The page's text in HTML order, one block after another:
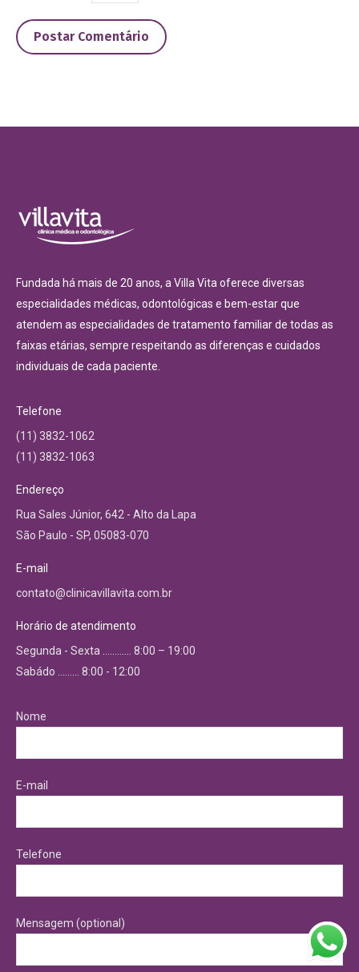
Postar Comentário
Fundada há mais de 20 anos, a Villa Vita oferece diversas
especialidades médicas, odontológicas e bem-estar que
atendem as especialidades de tratamento familiar de todas as
faixas etárias, sempre respeitando as diferenças e cuidados
individuais de cada paciente.
Telefone
(11) 3832-1062
(11) 3832-1063
Endereço
Rua Sales Júnior, 642 - Alto da Lapa
São Paulo - SP, 05083-070
E-mail
contato@clinicavillavita.com.br
Horário de atendimento
Segunda - Sexta ………… 8:00 – 19:00
Sabádo ……… 8:00 - 12:00
Nome
E-mail
Telefone
Mensagem (optional)